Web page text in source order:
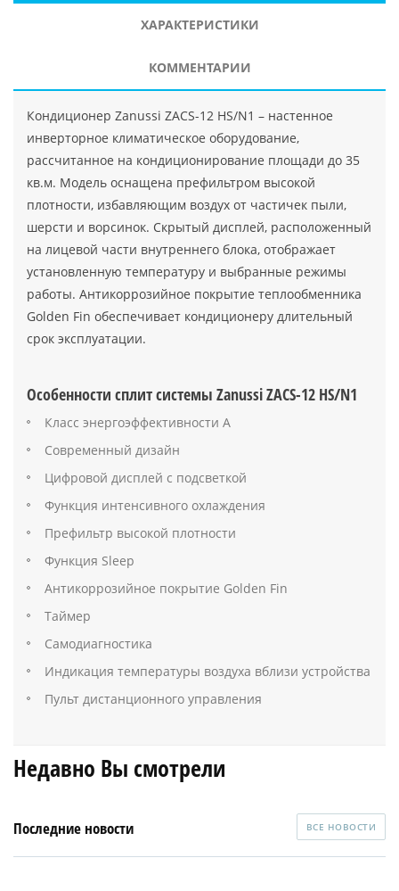
ХАРАКТЕРИСТИКИ
КОММЕНТАРИИ
Кондиционер Zanussi ZACS-12 HS/N1 – настенное
инверторное климатическое оборудование,
рассчитанное на кондиционирование площади до 35
кв.м. Модель оснащена префильтром высокой
плотности, избавляющим воздух от частичек пыли,
шерсти и ворсинок. Скрытый дисплей, расположенный
на лицевой части внутреннего блока, отображает
установленную температуру и выбранные режимы
работы. Антикоррозийное покрытие теплообменника
Golden Fin обеспечивает кондиционеру длительный
срок эксплуатации.
Особенности сплит системы Zanussi ZACS-12 HS/N1
Класс энергоэффективности А
Современный дизайн
Цифровой дисплей с подсветкой
Функция интенсивного охлаждения
Префильтр высокой плотности
Функция Sleep
Антикоррозийное покрытие Golden Fin
Таймер
Самодиагностика
Индикация температуры воздуха вблизи устройства
Пульт дистанционного управления
Недавно Вы смотрели
Последние новости ВСЕ НОВОСТИ